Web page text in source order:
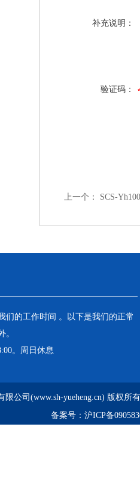
补充说明：
验证码：
上一个： SCS-
们的工作时间 。以下是我们的正常
。
。周日休息
公司(www.sh-yueheng.cn) 版权所
备案号： 沪ICP备